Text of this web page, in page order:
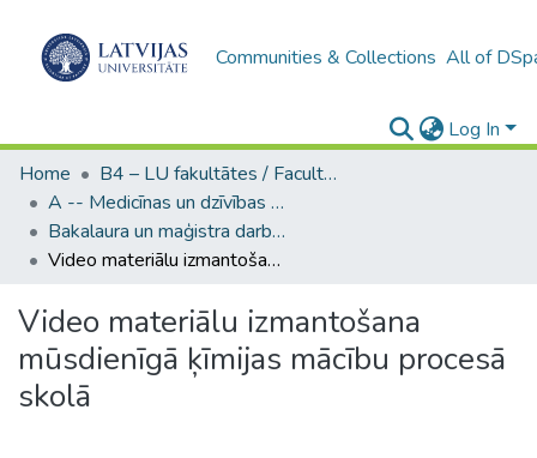
Communities & Collections All of
Log In
Home
B4 – LU fakultātes / Faculties of the UL
A -- Medicīnas un dzīvības zinātņu fakultāte / Faculty of Medicine and Life Sciences
Bakalaura un maģistra darbi (MDZF) / Bachelor's and Master's theses
Video materiālu izmantošana mūsdienīgā ķīmijas mācību procesā skolā
Video materiālu izmantošana
mūsdienīgā ķīmijas mācību procesā
skolā